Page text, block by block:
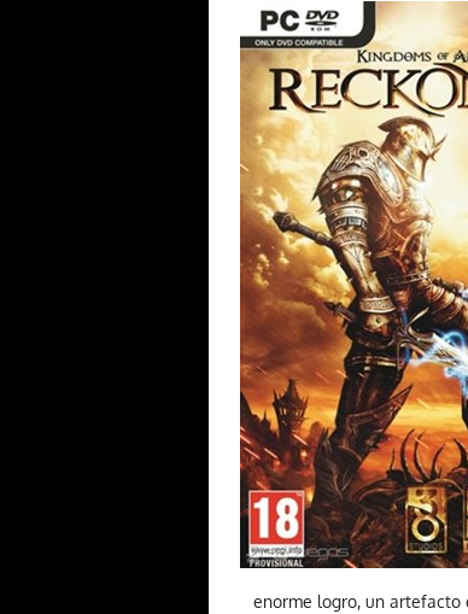
enorme logro, un artefacto